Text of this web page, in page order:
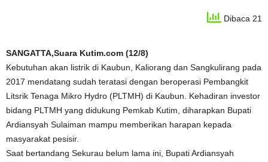
Dibaca 21
SANGATTA,Suara Kutim.com (12/8)
Kebutuhan akan listrik di Kaubun, Kaliorang dan Sangkulirang pada
2017 mendatang sudah teratasi dengan beroperasi Pembangkit
Litsrik Tenaga Mikro Hydro (PLTMH) di Kaubun. Kehadiran investor
bidang PLTMH yang didukung Pemkab Kutim, diharapkan Bupati
Ardiansyah Sulaiman mampu memberikan harapan kepada
masyarakat pesisir.
Saat bertandang Sekurau belum lama ini, Bupati Ardiansyah